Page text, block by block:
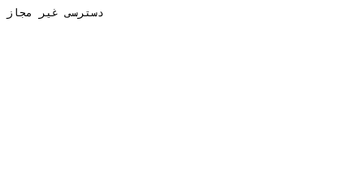
دسترسی غیر مجاز